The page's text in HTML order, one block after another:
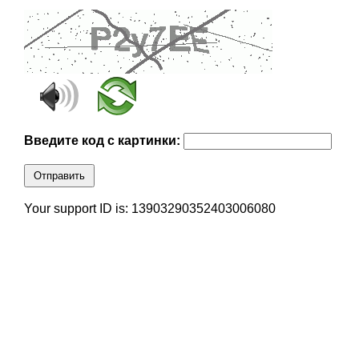
Введите код с картинки:
Отправить
Your support ID is: 13903290352403006080